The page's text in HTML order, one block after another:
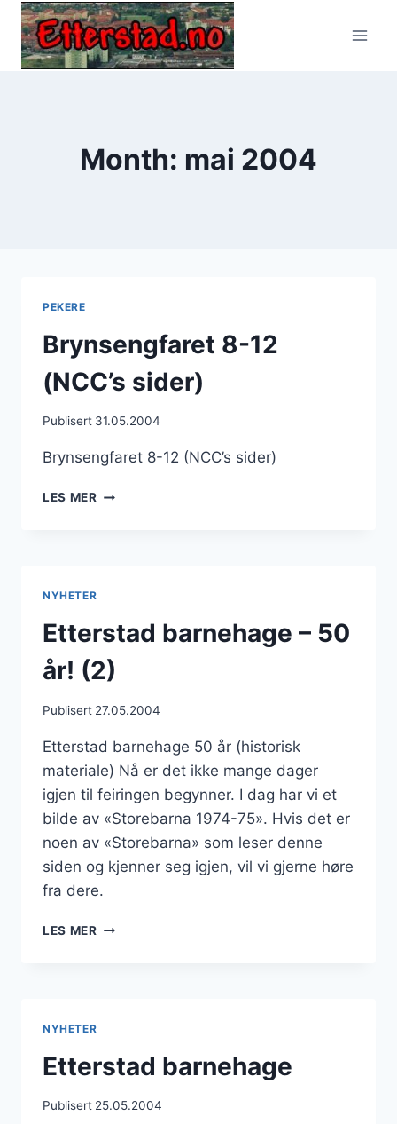
Skip
content
Month: mai 2004
PEKERE
Brynsengfaret 8-12
(NCC’s sider)
Publisert 31.05.2004
Brynsengfaret 8-12 (NCC’s sider)
LES MERBRYNSENGFARET
NYHETER
Etterstad barnehage – 50
år! (2)
Publisert 27.05.2004
Etterstad barnehage 50 år (historisk
materiale) Nå er det ikke mange dager
igjen til feiringen begynner. I dag har vi et
bilde av «Storebarna 1974-75». Hvis det er
noen av «Storebarna» som leser denne
siden og kjenner seg igjen, vil vi gjerne høre
fra dere.
LES MERETTERSTAD
NYHETER
Etterstad barnehage
Publisert 25.05.2004